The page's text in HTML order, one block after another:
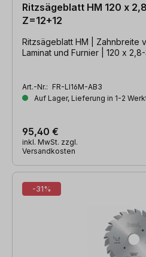
Ritzsägeblatt HM 120 x
Z=12+12
Ritzsägeblatt HM | Zahnbreite
Laminat und Furnier | 120 x
Art.-Nr.: FR-LI16M-AB3
Auf Lager, Lieferung in 1-2
95,40 €
inkl. MwSt. zzgl.
Versandkosten
-31%